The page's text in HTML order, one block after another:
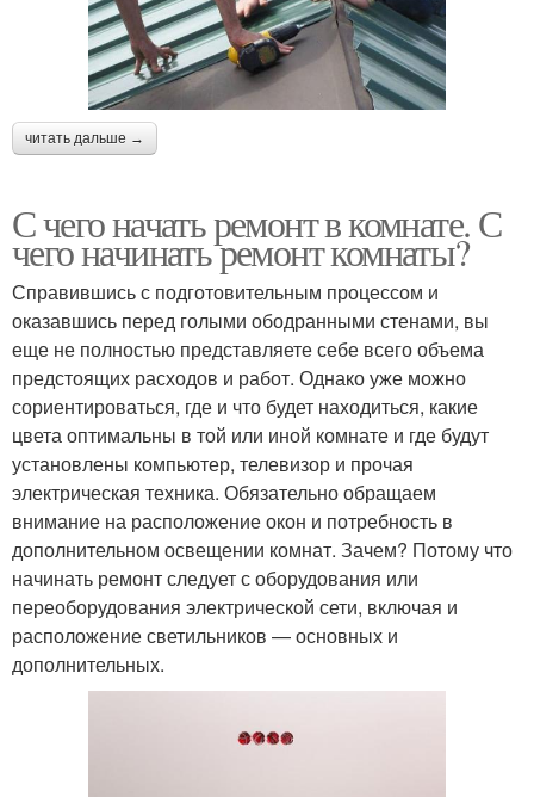
читать дальше →
С чего начать ремонт в комнате. С
чего начинать ремонт комнаты?
Справившись с подготовительным процессом и
оказавшись перед голыми ободранными стенами, вы
еще не полностью представляете себе всего объема
предстоящих расходов и работ. Однако уже можно
сориентироваться, где и что будет находиться, какие
цвета оптимальны в той или иной комнате и где будут
установлены компьютер, телевизор и прочая
электрическая техника. Обязательно обращаем
внимание на расположение окон и потребность в
дополнительном освещении комнат. Зачем? Потому что
начинать ремонт следует с оборудования или
переоборудования электрической сети, включая и
расположение светильников — основных и
дополнительных.